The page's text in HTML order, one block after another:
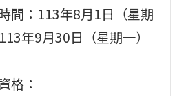
間：113年8月1日（星期
年9月30日（星期一）
格：